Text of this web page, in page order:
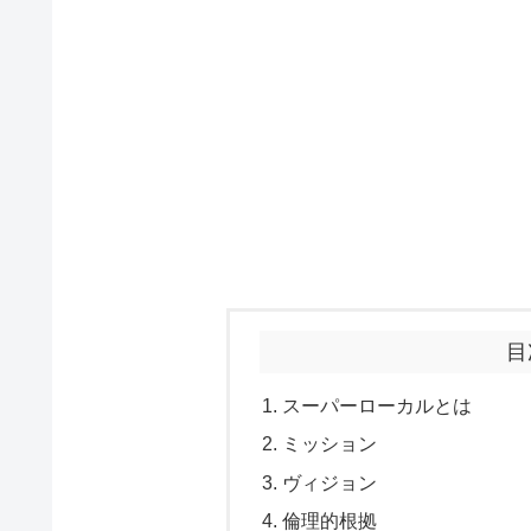
スーパーローカルとは
ミッション
ヴィジョン
倫理的根拠